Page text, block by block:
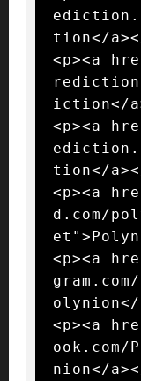
tion</
<p><a
iction</
<p><a
tion</
<p><a
d.com/
<p><a
olynion</
<p><a
ook.com/
nion</